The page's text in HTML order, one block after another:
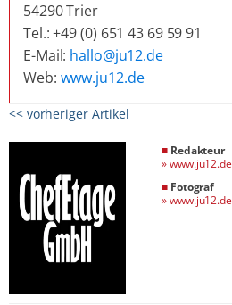
54290 Trier
Tel.: +49 (0) 651 43 69 59 91
E-Mail: hallo@ju12.de
Web: www.ju12.de
<< vorheriger Artikel
■ Redakteur
»www.ju12.de
■ Fotograf
»www.ju12.de